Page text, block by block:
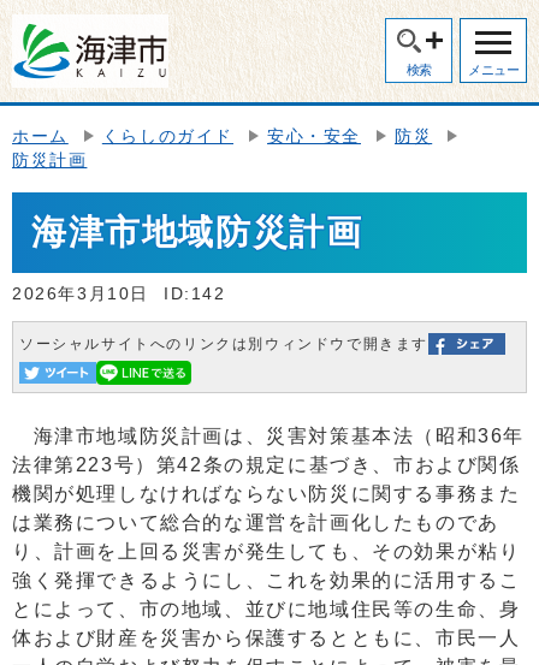
検索 メニュー
ホーム くらしのガイド 安心・安全
防災
防災計画
海津市地域防災計画
2026年3月10日 ID:142
ソーシャルサイトへのリンクは別ウィンドウで開きます
海津市地域防災計画は、災害対策基本法（昭和36年
法律第223号）第42条の規定に基づき、市および関係
機関が処理しなければならない防災に関する事務また
は業務について総合的な運営を計画化したものであ
り、計画を上回る災害が発生しても、その効果が粘り
強く発揮できるようにし、これを効果的に活用するこ
とによって、市の地域、並びに地域住民等の生命、身
体および財産を災害から保護するとともに、市民一人